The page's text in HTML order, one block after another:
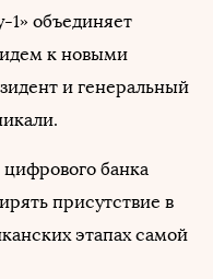
объединяет
к новыми
и генеральный
банка
присутствие в
этапах самой